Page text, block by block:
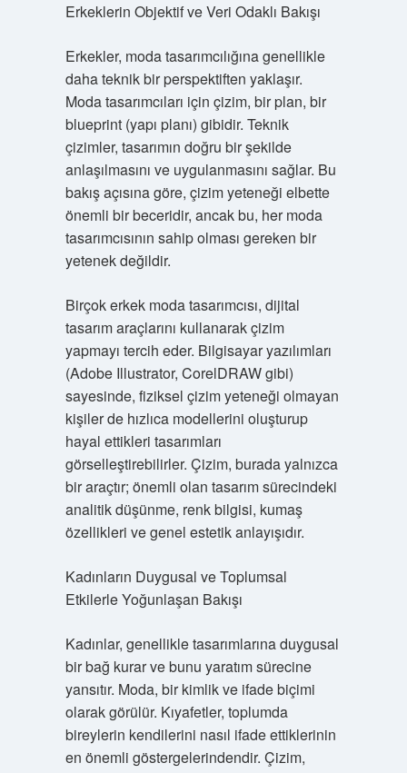
Erkeklerin Objektif ve Veri Odaklı Bakışı
Erkekler, moda tasarımcılığına genellikle
daha teknik bir perspektiften yaklaşır.
Moda tasarımcıları için çizim, bir plan, bir
blueprint (yapı planı) gibidir. Teknik
çizimler, tasarımın doğru bir şekilde
anlaşılmasını ve uygulanmasını sağlar. Bu
bakış açısına göre, çizim yeteneği elbette
önemli bir beceridir, ancak bu, her moda
tasarımcısının sahip olması gereken bir
yetenek değildir.
Birçok erkek moda tasarımcısı, dijital
tasarım araçlarını kullanarak çizim
yapmayı tercih eder. Bilgisayar yazılımları
(Adobe Illustrator, CorelDRAW gibi)
sayesinde, fiziksel çizim yeteneği olmayan
kişiler de hızlıca modellerini oluşturup
hayal ettikleri tasarımları
görselleştirebilirler. Çizim, burada yalnızca
bir araçtır; önemli olan tasarım sürecindeki
analitik düşünme, renk bilgisi, kumaş
özellikleri ve genel estetik anlayışıdır.
Kadınların Duygusal ve Toplumsal
Etkilerle Yoğunlaşan Bakışı
Kadınlar, genellikle tasarımlarına duygusal
bir bağ kurar ve bunu yaratım sürecine
yansıtır. Moda, bir kimlik ve ifade biçimi
olarak görülür. Kıyafetler, toplumda
bireylerin kendilerini nasıl ifade ettiklerinin
en önemli göstergelerindendir. Çizim,